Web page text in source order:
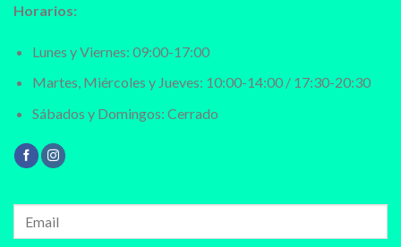
Horarios:
Lunes y Viernes: 09:00-17:00
Martes, Miércoles y Jueves: 10:00-14:00 / 17:30-20:30
Sábados y Domingos: Cerrado